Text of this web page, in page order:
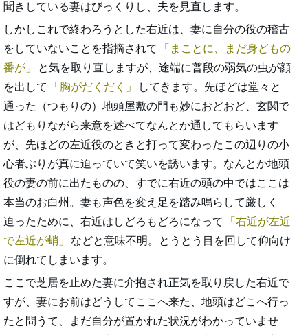
聞きしている妻はびっくりし、夫を見直します。
しかしこれで終わろうとした右近は、妻に自分の役の稽古
をしていないことを指摘されて
まことに、まだ身どもの
番が
と気を取り直しますが、途端に普段の弱気の虫が顔
を出して
胸がだくだく
してきます。先ほどは堂々と
通った（つもりの）地頭屋敷の門も妙におどおど、玄関で
はどもりながら来意を述べてなんとか通してもらいます
が、先ほどの左近役のときと打って変わったこの辺りの小
心者ぶりが真に迫っていて笑いを誘います。なんとか地頭
役の妻の前に出たものの、すでに右近の頭の中ではここは
本当のお白州。妻も声色を変え足を踏み鳴らして厳しく
迫ったために、右近はしどろもどろになって
右近が左近
で左近が蛸
などと意味不明。とうとう目を回して仰向け
に倒れてしまいます。
ここで芝居を止めた妻に介抱され正気を取り戻した右近で
すが、妻にお前はどうしてここへ来た、地頭はどこへ行っ
たと問うて、まだ自分が置かれた状況がわかっていませ